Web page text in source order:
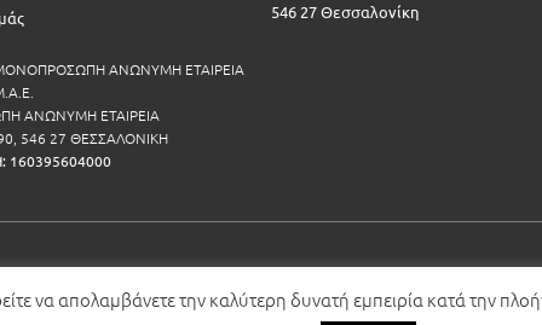
ΜΟΝΟΠΡΟΣΩΠΗ ΑΝΩΝΥΜΗ ΕΤΑΙΡΕΙΑ
ΑΝΩΝΥΜΗ ΕΤΑΙΡΕΙΑ
546 27 ΘΕΣΣΑΛΟΝΙΚΗ
160395604000
546 27 Θεσσαλονίκη
να απολαμβάνετε την καλύτερη δυνατή εμπειρία κατά την